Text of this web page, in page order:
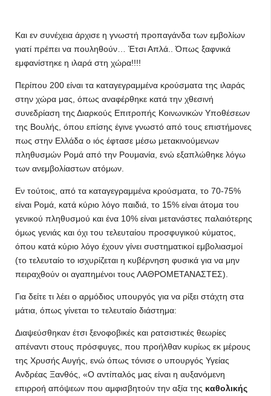
Και εν συνέχεια άρχισε η γνωστή προπαγάνδα των εμβολίων
γιατί πρέπει να πουληθούν… Έτσι Απλά.. Όπως ξαφνικά
εμφανίστηκε η ιλαρά στη χώρα!!!!
Περίπου 200 είναι τα καταγεγραμμένα κρούσματα της ιλαράς
στην χώρα μας, όπως αναφέρθηκε κατά την χθεσινή
συνεδρίαση της Διαρκούς Επιτροπής Κοινωνικών Υποθέσεων
της Βουλής, όπου επίσης έγινε γνωστό από τους επιστήμονες
πως στην Ελλάδα ο ιός έφτασε μέσω μετακινούμενων
πληθυσμών Ρομά από την Ρουμανία, ενώ εξαπλώθηκε λόγω
των ανεμβολίαστων ατόμων.
Εν τούτοις, από τα καταγεγραμμένα κρούσματα, το 70-75%
είναι Ρομά, κατά κύριο λόγο παιδιά, το 15% είναι άτομα του
γενικού πληθυσμού και ένα 10% είναι μετανάστες παλαιότερης
όμως γενιάς και όχι του τελευταίου προσφυγικού κύματος,
όπου κατά κύριο λόγο έχουν γίνει συστηματικοί εμβολιασμοί
(το τελευταίο το ισχυρίζεται η κυβέρνηση φυσικά για να μην
πειραχθούν οι αγαπημένοι τους ΛΑΘΡΟΜΕΤΑΝΑΣΤΕΣ).
Για δείτε τι λέει ο αρμόδιος υπουργός για να ρίξει στάχτη στα
μάτια, όπως γίνεται το τελευταίο διάστημα:
Διαψεύσθηκαν έτσι ξενοφοβικές και ρατσιστικές θεωρίες
απέναντι στους πρόσφυγες, που προήλθαν κυρίως εκ μέρους
της Χρυσής Αυγής, ενώ όπως τόνισε ο υπουργός Υγείας
Ανδρέας Ξανθός, «Ο αντίπαλός μας είναι η αυξανόμενη
επιρροή απόψεων που αμφισβητούν την αξία της καθολικής